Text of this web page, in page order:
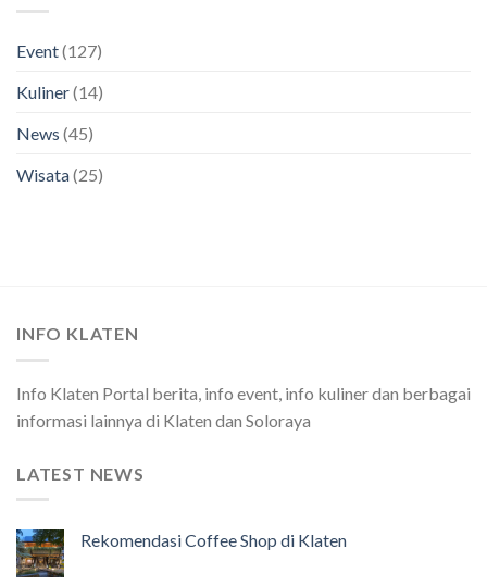
Event(127)
Kuliner(14)
News (45)
Wisata(25)
INFO KLATEN
Info Klaten Portal berita, info event, info kuliner dan berbagai
informasi lainnya di Klaten dan Soloraya
LATEST NEWS
Rekomendasi Coffee Shop di Klaten